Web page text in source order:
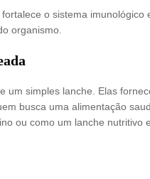
o sistema imunológico
organismo.
um simples lanche. Elas
busca uma alimentação
ou como um lanche nutritivo